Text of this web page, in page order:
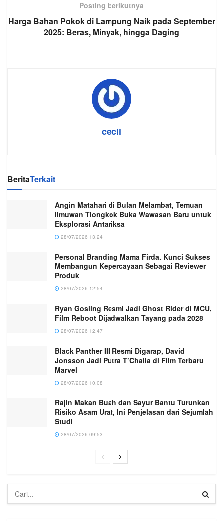
Posting berikutnya
Harga Bahan Pokok di Lampung Naik pada September
2025: Beras, Minyak, hingga Daging
cecil
BeritaTerkait
Angin Matahari di Bulan Melambat, Temuan
Ilmuwan Tiongkok Buka Wawasan Baru untuk
Eksplorasi Antariksa
28/07/2026 13:24
Personal Branding Mama Firda, Kunci Sukses
Membangun Kepercayaan Sebagai Reviewer
Produk
28/07/2026 12:54
Ryan Gosling Resmi Jadi Ghost Rider di MCU,
Film Reboot Dijadwalkan Tayang pada 2028
28/07/2026 12:47
Black Panther III Resmi Digarap, David
Jonsson Jadi Putra T’Challa di Film Terbaru
Marvel
28/07/2026 10:08
Rajin Makan Buah dan Sayur Bantu Turunkan
Risiko Asam Urat, Ini Penjelasan dari Sejumlah
Studi
28/07/2026 09:53